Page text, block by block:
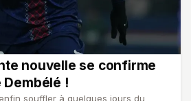
nouvelle se confirme
Dembélé !
souffler à quelques jours du